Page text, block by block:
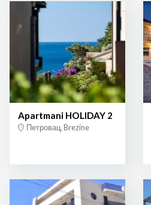
Apartmani HOLIDAY 2
Петровац, Brezine